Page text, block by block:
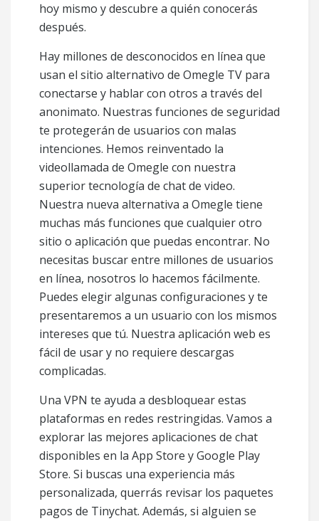
hoy mismo y descubre a quién conocerás
después.
Hay millones de desconocidos en línea que
usan el sitio alternativo de Omegle TV para
conectarse y hablar con otros a través del
anonimato. Nuestras funciones de seguridad
te protegerán de usuarios con malas
intenciones. Hemos reinventado la
videollamada de Omegle con nuestra
superior tecnología de chat de video.
Nuestra nueva alternativa a Omegle tiene
muchas más funciones que cualquier otro
sitio o aplicación que puedas encontrar. No
necesitas buscar entre millones de usuarios
en línea, nosotros lo hacemos fácilmente.
Puedes elegir algunas configuraciones y te
presentaremos a un usuario con los mismos
intereses que tú. Nuestra aplicación web es
fácil de usar y no requiere descargas
complicadas.
Una VPN te ayuda a desbloquear estas
plataformas en redes restringidas. Vamos a
explorar las mejores aplicaciones de chat
disponibles en la App Store y Google Play
Store. Si buscas una experiencia más
personalizada, querrás revisar los paquetes
pagos de Tinychat. Además, si alguien se